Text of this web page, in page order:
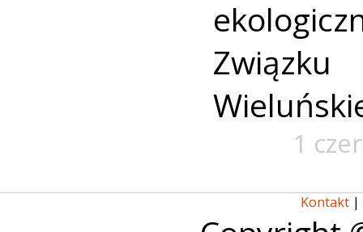
1
Kontakt |